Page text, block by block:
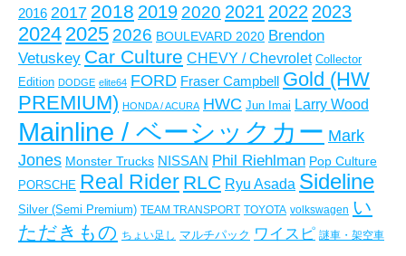
ブ
2016 2017 2018 2019 2020 2021 2022 2023
2024 2025 2026 BOULEVARD 2020 Brendon
Vetuskey Car Culture CHEVY / Chevrolet Collector
Edition DODGE elite64 FORD Fraser Campbell
Gold (HW
PREMIUM) HONDA / ACURA HWC Jun Imai Larry Wood
Mainline / ベーシックカー Mark
Jones Monster Trucks NISSAN Phil Riehlman Pop Culture
PORSCHE Real Rider RLC Ryu Asada Sideline
Silver (Semi Premium) TEAM TRANSPORT TOYOTA volkswagen い
ただきもの ちょい足し マルチパック ワイスピ 謎車・架空車